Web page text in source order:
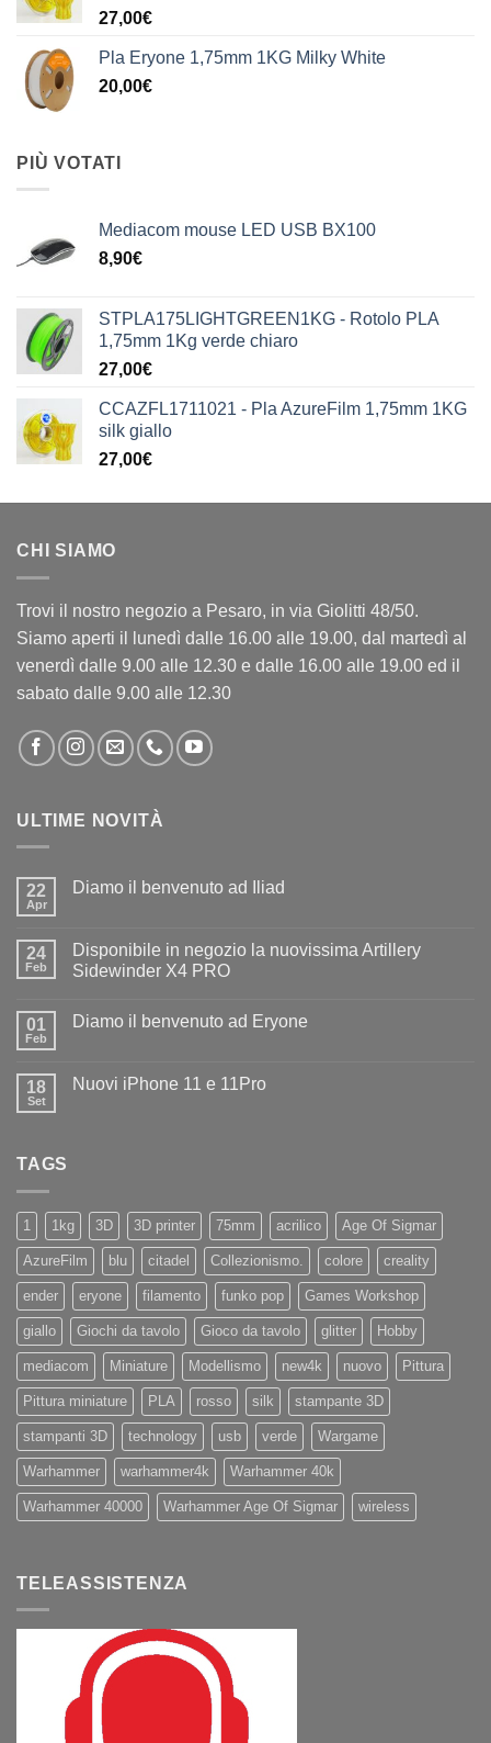
27,00€
Pla Eryone 1,75mm 1KG Milky White
20,00€
PIÙ VOTATI
Mediacom mouse LED USB BX100
8,90€
STPLA175LIGHTGREEN1KG - Rotolo PLA
1,75mm 1Kg verde chiaro
27,00€
CCAZFL1711021 - Pla AzureFilm 1,75mm 1KG
silk giallo
27,00€
CHI SIAMO
Trovi il nostro negozio a Pesaro, in via Giolitti 48/50.
Siamo aperti il lunedì dalle 16.00 alle 19.00, dal martedì al
venerdì dalle 9.00 alle 12.30 e dalle 16.00 alle 19.00 ed il
sabato dalle 9.00 alle 12.30
ULTIME NOVITÀ
22
Apr
Diamo il benvenuto ad Iliad
Diamo
il
benvenuto
24
Feb
Disponibile in negozio la nuovissima Artillery
Sidewinder X4 PRO
su
la
nuovissima
01
Feb
Diamo il benvenuto ad Eryone
Diamo
18
Set
Nuovi iPhone 11 e 11Pro
TAGS
1 1kg 3D 3D printer 75mm acrilico Age Of Sigmar
AzureFilm blu citadel Collezionismo. colore creality
ender eryone filamento funko pop Games Workshop
giallo Giochi da tavolo Gioco da tavolo glitter Hobby
mediacom Miniature Modellismo new4k nuovo Pittura
Pittura miniature PLA rosso silk stampante 3D
stampanti 3D technology usb verde Wargame
Warhammer warhammer4k Warhammer 40k
Warhammer 40000 Warhammer Age Of Sigmar wireless
TELEASSISTENZA